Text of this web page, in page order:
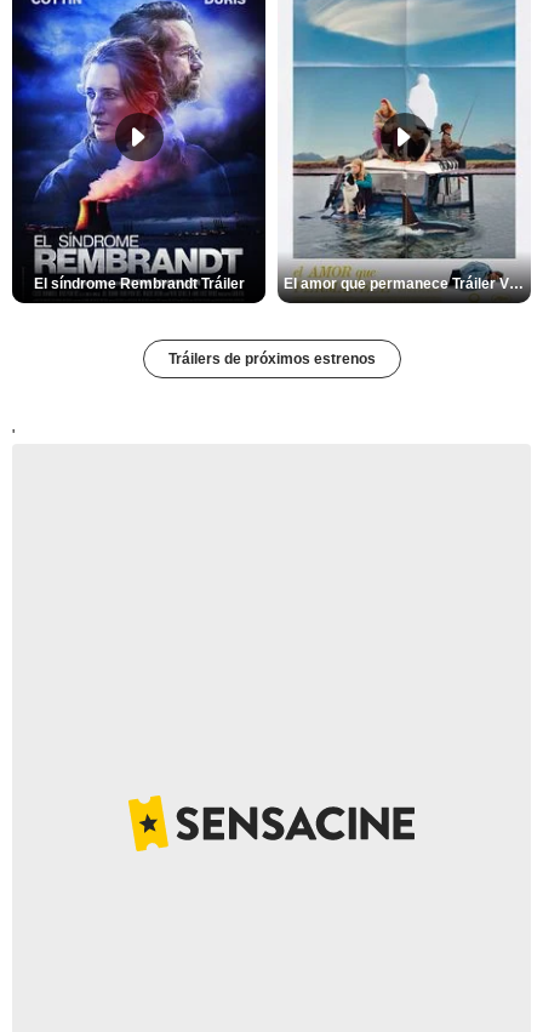
El síndrome Rembrandt Tráiler El amor que permanece Tráiler VOSE
Tráilers de próximos estrenos
'